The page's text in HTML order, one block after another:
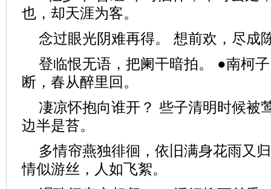
也，却天涯为客。
念过眼光阴难再得。 想前欢，尽成
登临恨无语，把阑干暗拍。 ●南柯
断，春从醉里回。
凄凉怀抱向谁开？ 些子清明时候被
边半是苔。
多情帘燕独徘徊，依旧满身花雨又
情似游丝，人如飞絮。